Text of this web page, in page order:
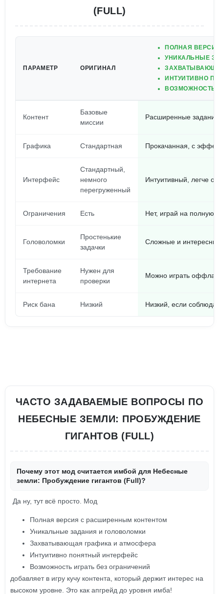
(FULL)
ПАРАМЕТР ОРИГИНАЛ
ПОЛНАЯ
УНИКАЛЬНЫЕ
ИНТУИТИВНО
ВОЗМОЖНОСТЬ
Контент
Базовые
миссии
Расширенные
Графика Стандартная Прокачанная, с
Интерфейс
Стандартный,
немного
перегруженный
Интуитивный, легче
Ограничения Есть Нет, играй на полную
Головоломки
Простенькие
задачки
Сложные и
Требование
интернета
Нужен для
проверки
Можно играть
Риск бана Низкий Низкий, если
ЧАСТО ЗАДАВАЕМЫЕ ВОПРОСЫ ПО
НЕБЕСНЫЕ ЗЕМЛИ: ПРОБУЖДЕНИЕ
ГИГАНТОВ (FULL)
Почему этот мод считается имбой для Небесные
земли: Пробуждение гигантов (Full)?
Да ну, тут всё просто. Мод
Полная версия с расширенным контентом
Уникальные задания и головоломки
Захватывающая графика и атмосфера
Интуитивно понятный интерфейс
Возможность играть без ограничений
добавляет в игру кучу контента, который держит интерес на
высоком уровне. Это как апгрейд до уровня имба!